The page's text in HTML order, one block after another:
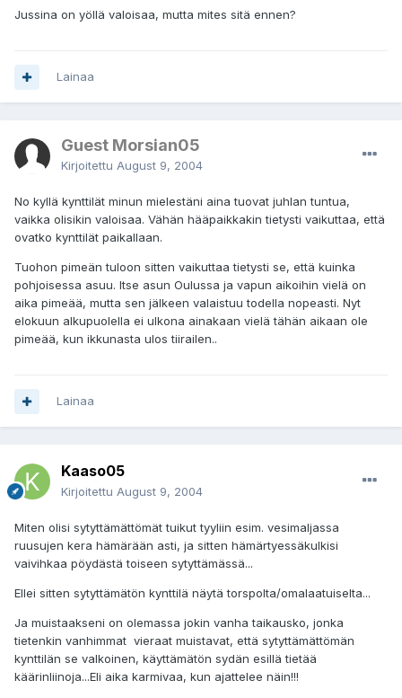
Jussina on yöllä valoisaa, mutta mites sitä ennen?
Lainaa
Guest Morsian05
Kirjoitettu August 9, 2004
No kyllä kynttilät minun mielestäni aina tuovat juhlan tuntua,
vaikka olisikin valoisaa. Vähän hääpaikkakin tietysti vaikuttaa, että
ovatko kynttilät paikallaan.
Tuohon pimeän tuloon sitten vaikuttaa tietysti se, että kuinka
pohjoisessa asuu. Itse asun Oulussa ja vapun aikoihin vielä on
aika pimeää, mutta sen jälkeen valaistuu todella nopeasti. Nyt
elokuun alkupuolella ei ulkona ainakaan vielä tähän aikaan ole
pimeää, kun ikkunasta ulos tiirailen..
Lainaa
Kaaso05
Kirjoitettu August 9, 2004
Miten olisi sytyttämättömät tuikut tyyliin esim. vesimaljassa
ruusujen kera hämärään asti, ja sitten hämärtyessäkulkisi
vaivihkaa pöydästä toiseen sytyttämässä...
Ellei sitten sytyttämätön kynttilä näytä torspolta/omalaatuiselta...
Ja muistaakseni on olemassa jokin vanha taikausko, jonka
tietenkin vanhimmat vieraat muistavat, että sytyttämättömän
kynttilän se valkoinen, käyttämätön sydän esillä tietää
käärinliinoja...Eli aika karmivaa, kun ajattelee näin!!!